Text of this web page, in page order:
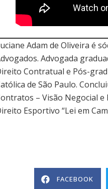
Adam de Oliveira é
Advogada
Contratual e Pós-
de São Paulo.
– Visão Negocial
Esportivo “Lei em
FACEBOOK